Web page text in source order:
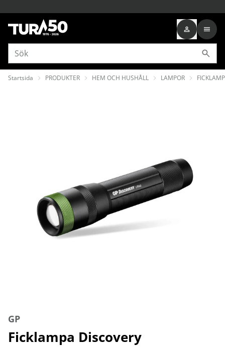
Startsida PRODUKTER HEM OCH HUSHÅLL LAMPOR
GP
Ficklampa Discovery